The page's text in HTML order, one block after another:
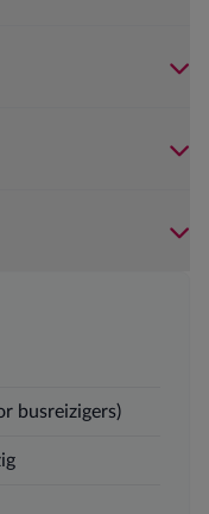
busreizigers)